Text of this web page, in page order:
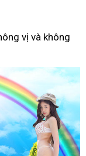
vị và không